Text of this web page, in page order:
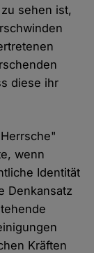
sehen ist,
diese ihr
wenn
Identität
Denkansatz
Kräften